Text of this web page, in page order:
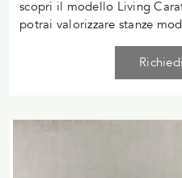
scopri il modello Living
potrai valorizzare stanze